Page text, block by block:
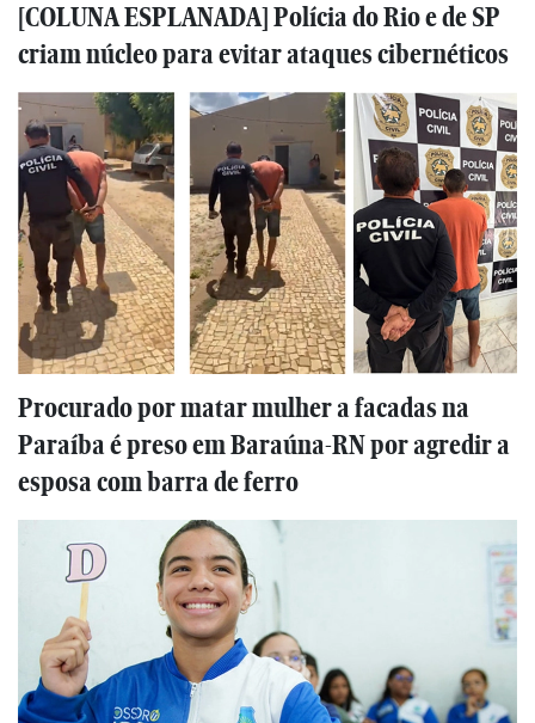
[COLUNA ESPLANADA] Polícia do Rio e de SP
criam núcleo para evitar ataques cibernéticos
Procurado por matar mulher a facadas na
Paraíba é preso em Baraúna-RN por agredir a
esposa com barra de ferro